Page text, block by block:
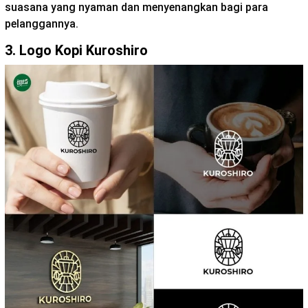
suasana yang nyaman dan menyenangkan bagi para
pelanggannya.
3. Logo Kopi Kuroshiro